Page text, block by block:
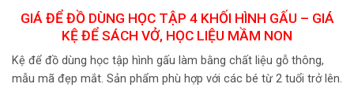
GIÁ ĐỂ ĐỒ DÙNG HỌC TẬP 4 KHỐI HÌNH GẤU – GIÁ
KỆ ĐỂ SÁCH VỞ, HỌC LIỆU MẦM NON
Kệ để đồ dùng học tập hình gấu làm bằng chất liệu gỗ thông,
mẫu mã đẹp mắt. Sản phẩm phù hợp với các bé từ 2 tuổi trở lên.